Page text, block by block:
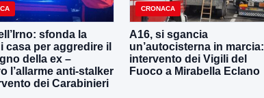
sfonda la
casa per aggredire il
della ex –
l’allarme anti-stalker
dei Carabinieri
CRONACA
A16, si sgancia
un’autocisterna in marcia:
intervento dei Vigili del
Fuoco a Mirabella Eclano